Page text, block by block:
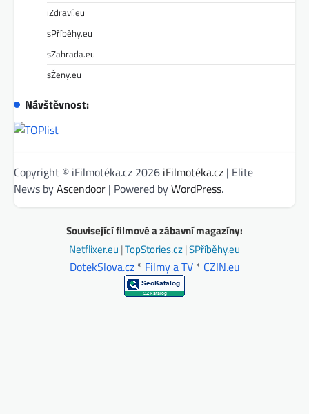
iZdraví.eu
sPříběhy.eu
sZahrada.eu
sŽeny.eu
Návštěvnost:
Copyright © iFilmotéka.cz 2026 iFilmotéka.cz | Elite
News byAscendoor | Powered byWordPress.
Související filmové a zábavní magazíny:
Netflixer.eu |TopStories.cz|SPříběhy.eu
DotekSlova.cz* Filmy a TV* CZIN.eu